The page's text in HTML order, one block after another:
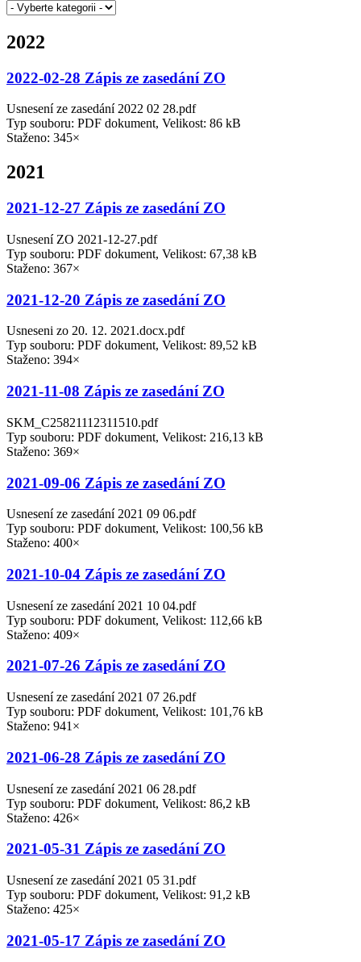
2022
2022-02-28 Zápis ze zasedání ZO
Usnesení ze zasedání 2022 02 28.pdf
Typ souboru: PDF dokument, Velikost: 86 kB
Staženo: 345×
2021
2021-12-27 Zápis ze zasedání ZO
Usnesení ZO 2021-12-27.pdf
Typ souboru: PDF dokument, Velikost: 67,38 kB
Staženo: 367×
2021-12-20 Zápis ze zasedání ZO
Usneseni zo 20. 12. 2021.docx.pdf
Typ souboru: PDF dokument, Velikost: 89,52 kB
Staženo: 394×
2021-11-08 Zápis ze zasedání ZO
SKM_C25821112311510.pdf
Typ souboru: PDF dokument, Velikost: 216,13 kB
Staženo: 369×
2021-09-06 Zápis ze zasedání ZO
Usnesení ze zasedání 2021 09 06.pdf
Typ souboru: PDF dokument, Velikost: 100,56 kB
Staženo: 400×
2021-10-04 Zápis ze zasedání ZO
Usnesení ze zasedání 2021 10 04.pdf
Typ souboru: PDF dokument, Velikost: 112,66 kB
Staženo: 409×
2021-07-26 Zápis ze zasedání ZO
Usnesení ze zasedání 2021 07 26.pdf
Typ souboru: PDF dokument, Velikost: 101,76 kB
Staženo: 941×
2021-06-28 Zápis ze zasedání ZO
Usnesení ze zasedání 2021 06 28.pdf
Typ souboru: PDF dokument, Velikost: 86,2 kB
Staženo: 426×
2021-05-31 Zápis ze zasedání ZO
Usnesení ze zasedání 2021 05 31.pdf
Typ souboru: PDF dokument, Velikost: 91,2 kB
Staženo: 425×
2021-05-17 Zápis ze zasedání ZO